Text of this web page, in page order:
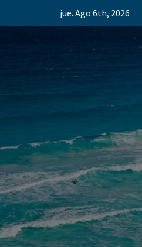
jue. Ago 6th, 2026